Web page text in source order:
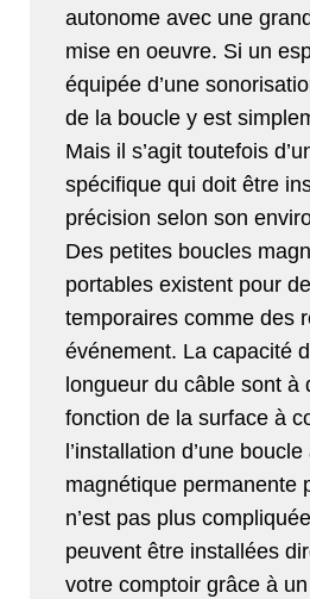
autonome avec une
mise en oeuvre. Si un
équipée d’une
de la boucle y est
Mais il s’agit toutefois
spécifique qui doit être
précision selon son
Des petites boucles
portables existent pour
temporaires comme des
événement. La capacité
longueur du câble sont à
fonction de la surface à
l’installation d’une
magnétique permanente
n’est pas plus
peuvent être installées
votre comptoir grâce à